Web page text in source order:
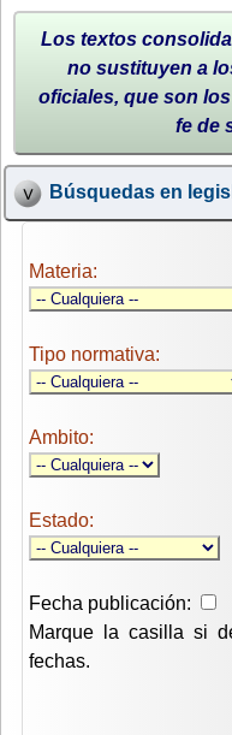
Los textos
no sustituyen a
oficiales, que son
fe de
Búsquedas en
Materia:
Tipo normativa:
Ambito:
Estado:
Fecha publicación:
Marque la casilla si
fechas.